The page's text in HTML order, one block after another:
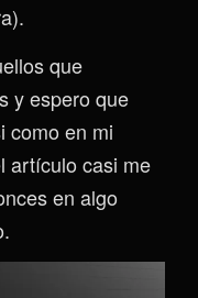
que
y espero que
como en mi
artículo casi me
en algo